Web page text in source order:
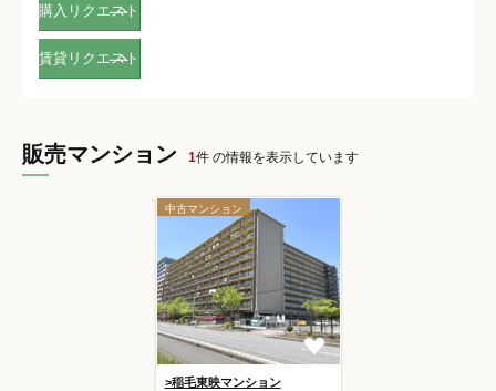
購入リクエスト
賃貸リクエスト
販売マンション 1件 の情報を表示しています
中古マンション
>稲毛東映マンション